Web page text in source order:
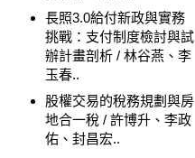
長照3.0給付新政與實務
挑戰：支付制度檢討與試
辦計畫剖析
林谷燕、李
玉春..
股權交易的稅務規劃與房
地合一稅
許博升、李政
佑、封昌宏..